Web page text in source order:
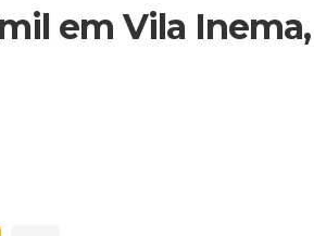
em Vila Inema,